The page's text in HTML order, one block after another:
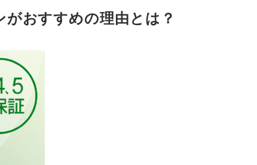
ンキング
う
ト型WiFiのランキングもチェック！
ェック！
おすすめの理由とは？